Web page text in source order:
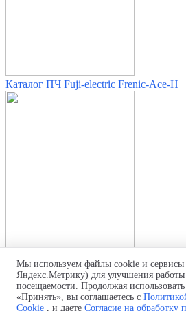
Каталог ПЧ Fuji-electric Frenic-Ace-H
Насосные системы на солн. батареях
Политика обработки персональных
Мы используем файлы cookie и сервисы
Яндекс.Метрику) для улучшения работы
посещаемости. Продолжая
«Принять», вы соглашаетесь с
Cookie , и даете Согласие на обработку